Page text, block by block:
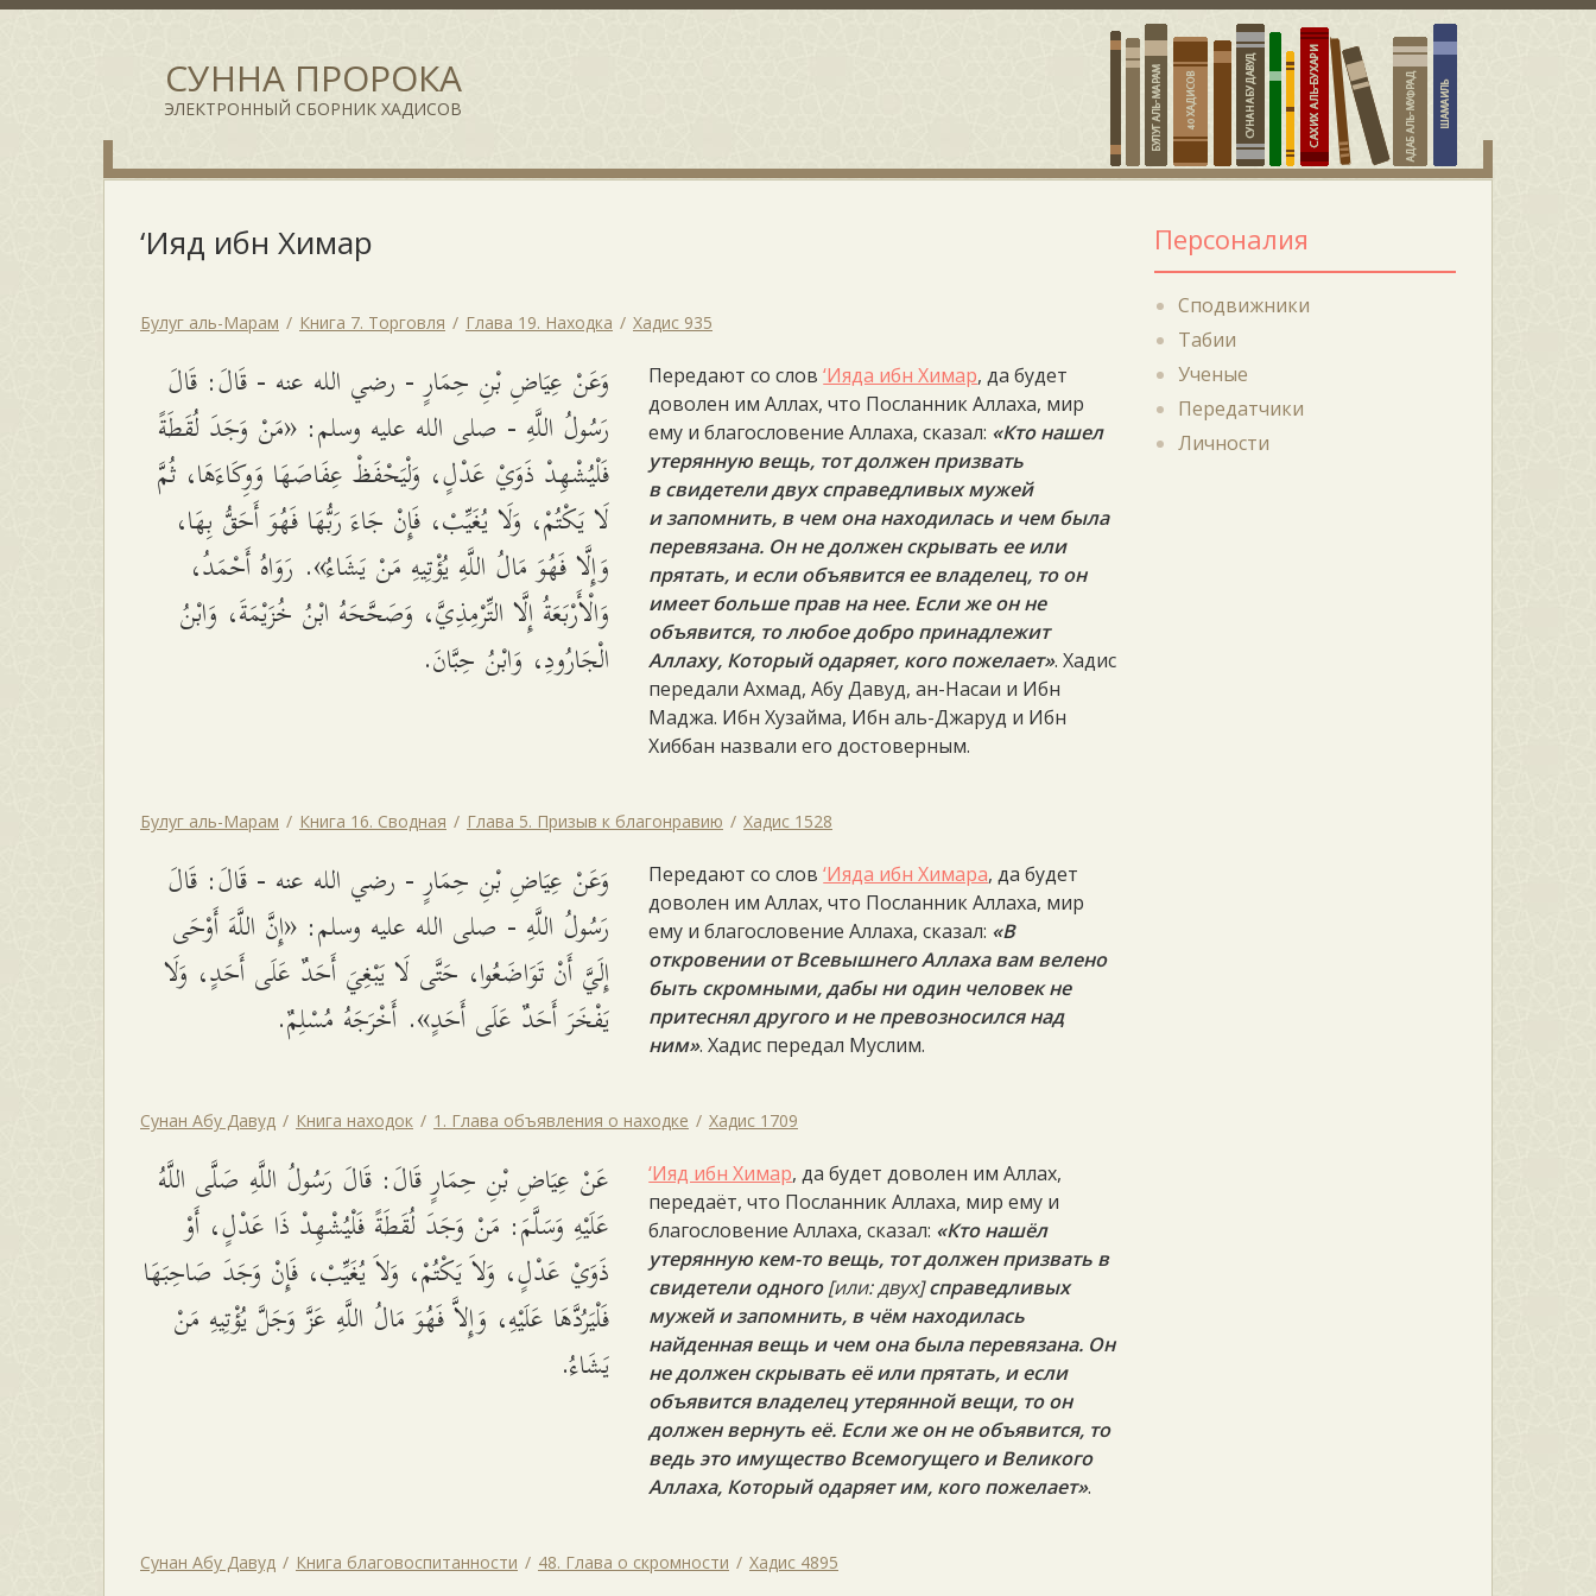
СУННА ПРОРОКА
ЭЛЕКТРОННЫЙ СБОРНИК ХАДИСОВ
‘Ияд ибн Химар
Булуг аль-Марам Книга 7. Торговля Глава 19. Находка Хадис 935
وَعَنْ عِيَاضِ بْنِ حِمَارٍ - رضي الله عنه - قَالَ: قَالَ
رَسُولُ اللَّهِ - صلى الله عليه وسلم: «مَنْ وَجَدَ لُقَطَةً
فَلْيُشْهِدْ ذَوَيْ عَدْلٍ، وَلْيَحْفَظْ عِفَاصَهَا وَوِكَاءَهَا، ثُمَّ
لَا يَكْتُمْ، وَلَا يُغَيِّبْ، فَإِنْ جَاءَ رَبُّهَا فَهُوَ أَحَقُّ بِهَا،
وَإِلَّا فَهُوَ مَالُ اللَّهِ يُؤْتِيهِ مَنْ يَشَاءُ». رَوَاهُ أَحْمَدُ،
وَالْأَرْبَعَةُ إِلَّا التِّرْمِذِيَّ، وَصَحَّحَهُ ابْنُ خُزَيْمَةَ، وَابْنُ
الْجَارُودِ، وَابْنُ حِبَّانَ.
Передают со слов‘Ияда ибн Химар, да будет
доволен им Аллах, что Посланник Аллаха, мир
ему и благословение Аллаха, сказал: «Кто нашел
утерянную вещь, тот должен призвать
в свидетели двух справедливых мужей
и запомнить, в чем она находилась и чем была
перевязана. Он не должен скрывать ее или
прятать, и если объявится ее владелец, то он
имеет больше прав на нее. Если же он не
объявится, то любое добро принадлежит
Аллаху, Который одаряет, кого пожелает». Хадис
передали Ахмад, Абу Давуд, ан-Насаи и Ибн
Маджа. Ибн Хузайма, Ибн аль-Джаруд и Ибн
Хиббан назвали его достоверным.
Булуг аль-Марам Книга 16. Сводная Глава 5. Призыв к благонравию Хадис 1528
وَعَنْ عِيَاضِ بْنِ حِمَارٍ - رضي الله عنه - قَالَ: قَالَ
رَسُولُ اللَّهِ - صلى الله عليه وسلم: «إِنَّ اللَّهَ أَوْحَى
إِلَيَّ أَنْ تَوَاضَعُوا، حَتَّى لَا يَبْغِيَ أَحَدٌ عَلَى أَحَدٍ، وَلَا
يَفْخَرَ أَحَدٌ عَلَى أَحَدٍ». أَخْرَجَهُ مُسْلِمٌ.
Передают со слов‘Ияда ибн Химара, да будет
доволен им Аллах, что Посланник Аллаха, мир
ему и благословение Аллаха, сказал: «В
откровении от Всевышнего Аллаха вам велено
быть скромными, дабы ни один человек не
притеснял другого и не превозносился над
ним». Хадис передал Муслим.
Сунан Абу Давуд Книга находок 1. Глава объявления о находке Хадис 1709
عَنْ عِيَاضِ بْنِ حِمَارٍ قَالَ: قَالَ رَسُولُ اللَّهِ صَلَّى اللَّهُ
عَلَيْهِ وَسَلَّمَ: مَنْ وَجَدَ لُقَطَةً فَلْيُشْهِدْ ذَا عَدْلٍ، أَوْ
ذَوَيْ عَدْلٍ، وَلاَ يَكْتُمْ، وَلاَ يُغَيِّبْ، فَإِنْ وَجَدَ صَاحِبَهَا
فَلْيَرُدَّهَا عَلَيْهِ، وَإِلاَّ فَهُوَ مَالُ اللَّهِ عَزَّ وَجَلَّ يُؤْتِيهِ مَنْ
يَشَاءُ.
‘Ияд ибн Химар, да будет доволен им Аллах,
передаёт, что Посланник Аллаха, мир ему и
благословение Аллаха, сказал: «Кто нашёл
утерянную кем-то вещь, тот должен призвать в
свидетели одного[или: двух]справедливых
мужей и запомнить, в чём находилась
найденная вещь и чем она была перевязана. Он
не должен скрывать её или прятать, и если
объявится владелец утерянной вещи, то он
должен вернуть её. Если же он не объявится, то
ведь это имущество Всемогущего и Великого
Аллаха, Который одаряет им, кого пожелает».
Сунан Абу Давуд Книга благовоспитанности 48. Глава о скромности Хадис 4895
Персоналия
Сподвижники
Табии
Ученые
Передатчики
Личности